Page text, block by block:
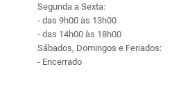
Segunda a Sexta:
- das 9h00 às 13h00
- das 14h00 às 18h00
Sábados, Domingos e Feriados:
- Encerrado